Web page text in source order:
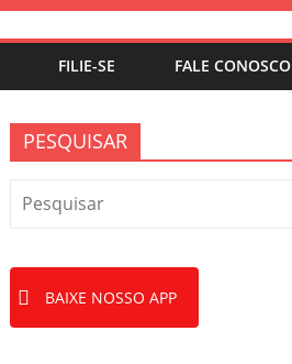
FILIE-SE FALE CONOSCO
PESQUISAR
BAIXE NOSSO APP